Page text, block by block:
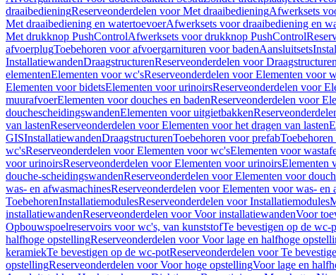
draaibedieningReserveonderdelen voor Met draaibedieningAfwerksets
Met draaibediening en watertoevoerAfwerksets voor draaibediening en
Met drukknop PushControlAfwerksets voor drukknop PushControl
afvoerplugToebehoren voor afvoergarnituren voor badenAansluitsets
InstallatiewandenDraagstructurenReserveonderdelen voor Draagstructuren
elementenElementen voor wc'sReserveonderdelen voor Elementen voor
Elementen voor bidetsElementen voor urinoirsReserveonderdelen voor
muurafvoerElementen voor douches en badenReserveonderdelen voor
douchescheidingswandenElementen voor uitgietbakken
van lastenReserveonderdelen voor Elementen voor het dragen van lasten
GISInstallatiewandenDraagstructurenToebehoren voor prefab
wc'sReserveonderdelen voor Elementen voor wc'sElementen voor
voor urinoirsReserveonderdelen voor Elementen voor urinoirsElementen
douche-scheidingswandenReserveonderdelen voor Elementen voor
was- en afwasmachinesReserveonderdelen voor Elementen voor was- en
ToebehorenInstallatiemodulesReserveonderdelen voor Installatiemodules
installatiewandenReserveonderdelen voor Voor installatiewandenVoor
Opbouwspoelreservoirs voor wc's, van kunststofTe bevestigen op de wc-
halfhoge opstellingReserveonderdelen voor Voor lage en halfhoge
keramiekTe bevestigen op de wc-potReserveonderdelen voor Te
opstellingReserveonderdelen voor Voor hoge opstellingVoor lage en